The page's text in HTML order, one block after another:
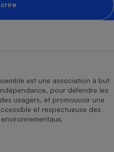
est une association à but
pour défendre les
usagers, et promouvoir une
et respectueuse des